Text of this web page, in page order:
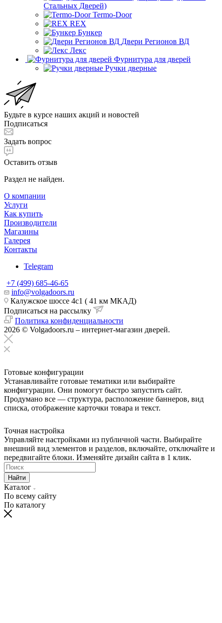
Стальных Дверей)
Termo-Door
REX
Бункер
Двери Регионов ВД
Лекс
Фурнитура для дверей
Ручки дверные
Будьте в курсе наших акций и новостей
Подписаться
Задать вопрос
Оставить отзыв
Раздел не найден.
О компании
Услуги
Как купить
Производители
Магазины
Галерея
Контакты
Telegram
+7 (499) 685-46-65
info@volgadoors.ru
Калужское шоссе 4с1 ( 41 км МКАД)
Подписаться на рассылку
Политика конфиденциальности
2026 © Volgadoors.ru – интернет-магазин дверей.
Готовые конфигурации
Устанавливайте готовые тематики или выбирайте
конфигурации. Они помогут быстро запустить сайт.
Продумано все — структура, расположение баннеров, вид
списка, отображение карточки товара и текст.
Точная настройка
Управляйте настройками из публичной части. Выбирайте
внешний вид элементов и разделов, включайте, отключайте и
передвигайте блоки. Изменяйте дизайн сайта в 1 клик.
Найти
Каталог
По всему сайту
По каталогу